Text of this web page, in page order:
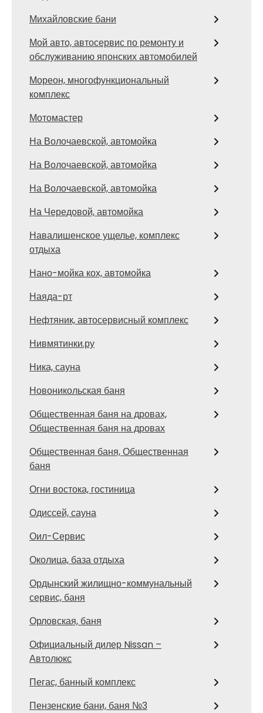
Михайловские бани
Мой авто, автосервис по ремонту и
обслуживанию японских автомобилей
Мореон, многофункциональный
комплекс
Мотомастер
На Волочаевской, автомойка
На Волочаевской, автомойка
На Волочаевской, автомойка
На Чередовой, автомойка
Навалишенское ущелье, комплекс
отдыха
Нано-мойка кох, автомойка
Наяда-рт
Нефтяник, автосервисный комплекс
Нивмятинки.ру
Ника, сауна
Новоникольская баня
Общественная баня на дровах,
Общественная баня на дровах
Общественная баня, Общественная
баня
Огни востока, гостиница
Одиссей, сауна
Оил-Сервис
Околица, база отдыха
Ордынский жилищно-коммунальный
сервис, баня
Орловская, баня
Официальный дилер Nissan –
Автолюкс
Пегас, банный комплекс
Пензенские бани, баня №3